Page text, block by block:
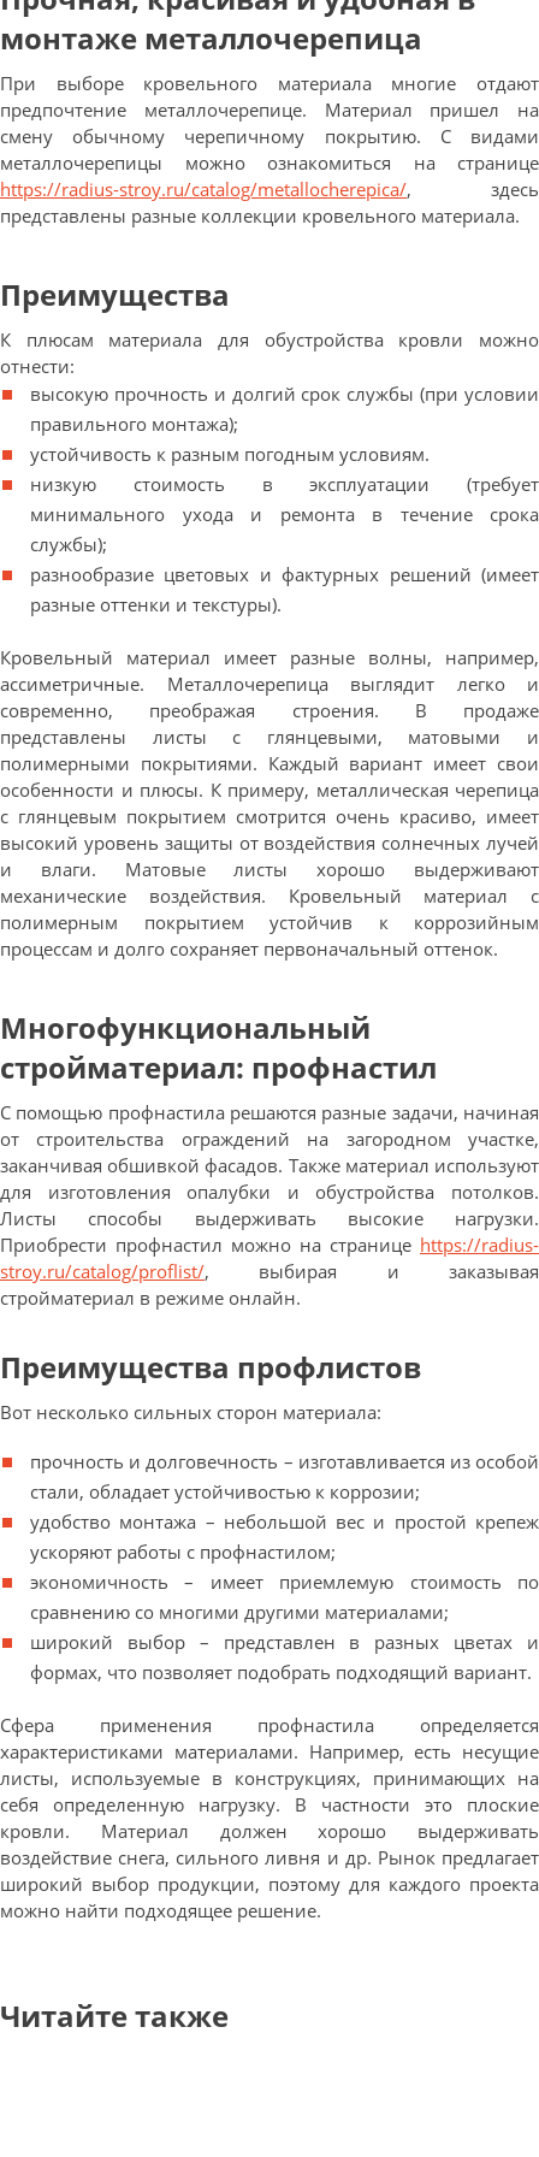
монтаже металлочерепица
При выборе кровельного материала многие отдают
предпочтение металлочерепице. Материал пришел на
смену обычному черепичному покрытию. С видами
металлочерепицы можно ознакомиться на странице
https://radius-stroy.ru/catalog/metallocherepica/, здесь
представлены разные коллекции кровельного материала.
Преимущества
К плюсам материала для обустройства кровли можно
отнести:
высокую прочность и долгий срок службы (при условии
правильного монтажа);
устойчивость к разным погодным условиям.
низкую стоимость в эксплуатации (требует
минимального ухода и ремонта в течение срока
службы);
разнообразие цветовых и фактурных решений (имеет
разные оттенки и текстуры).
Кровельный материал имеет разные волны, например,
ассиметричные. Металлочерепица выглядит легко и
современно, преображая строения. В продаже
представлены листы с глянцевыми, матовыми и
полимерными покрытиями. Каждый вариант имеет свои
особенности и плюсы. К примеру, металлическая черепица
с глянцевым покрытием смотрится очень красиво, имеет
высокий уровень защиты от воздействия солнечных лучей
и влаги. Матовые листы хорошо выдерживают
механические воздействия. Кровельный материал с
полимерным покрытием устойчив к коррозийным
процессам и долго сохраняет первоначальный оттенок.
Многофункциональный
стройматериал: профнастил
С помощью профнастила решаются разные задачи, начиная
от строительства ограждений на загородном участке,
заканчивая обшивкой фасадов. Также материал используют
для изготовления опалубки и обустройства потолков.
Листы способы выдерживать высокие нагрузки.
Приобрести профнастил можно на странице https://radius-
stroy.ru/catalog/proflist/, выбирая и заказывая
стройматериал в режиме онлайн.
Преимущества профлистов
Вот несколько сильных сторон материала:
прочность и долговечность – изготавливается из особой
стали, обладает устойчивостью к коррозии;
удобство монтажа – небольшой вес и простой крепеж
ускоряют работы с профнастилом;
экономичность – имеет приемлемую стоимость по
сравнению со многими другими материалами;
широкий выбор – представлен в разных цветах и
формах, что позволяет подобрать подходящий вариант.
Сфера применения профнастила определяется
характеристиками материалами. Например, есть несущие
листы, используемые в конструкциях, принимающих на
себя определенную нагрузку. В частности это плоские
кровли. Материал должен хорошо выдерживать
воздействие снега, сильного ливня и др. Рынок предлагает
широкий выбор продукции, поэтому для каждого проекта
можно найти подходящее решение.
Читайте также